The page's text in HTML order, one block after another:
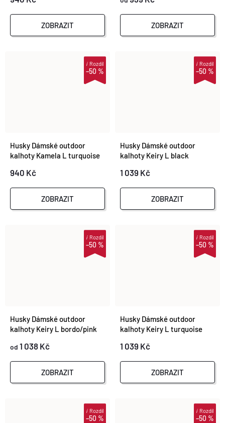
ZOBRAZIT ZOBRAZIT
–50 %
iRozdíl
Husky Dámské outdoor
kalhoty Kamela L turquoise
940 Kč
ZOBRAZIT
–50 %
iRozdíl
Husky Dámské outdoor
kalhoty Keiry L black
1 039 Kč
ZOBRAZIT
–50 %
iRozdíl
Husky Dámské outdoor
kalhoty Keiry L bordo/pink
od 1 038 Kč
ZOBRAZIT
–50 %
iRozdíl
Husky Dámské outdoor
kalhoty Keiry L turquoise
1 039 Kč
ZOBRAZIT
–50 %
iRozdíl
–50 %
iRozdíl